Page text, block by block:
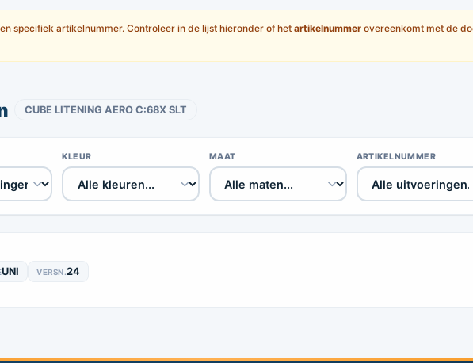
specifiek artikelnummer. Controleer in de lijst hieronder of het artikelnummer overeenkomt met de
CUBE LITENING AERO C:68X SLT
KLEUR MAAT ARTIKELNUMMER
UNI VERSN.24